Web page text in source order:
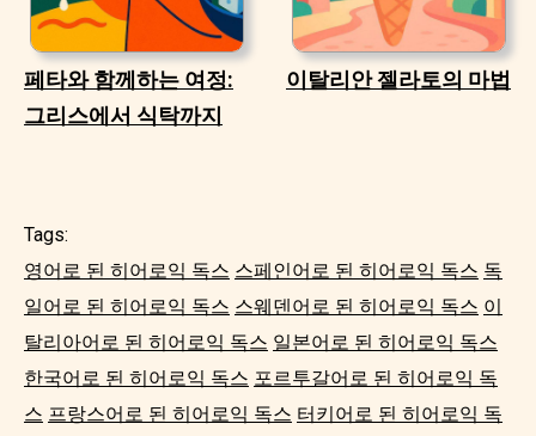
페타와 함께하는 여정:
그리스에서 식탁까지
이탈리안 젤라토의 마법
Tags:
영어로 된 히어로익 독스 스페인어로 된 히어로익 독스 독
일어로 된 히어로익 독스 스웨덴어로 된 히어로익 독스 이
탈리아어로 된 히어로익 독스 일본어로 된 히어로익 독스
한국어로 된 히어로익 독스 포르투갈어로 된 히어로익 독
스 프랑스어로 된 히어로익 독스 터키어로 된 히어로익 독